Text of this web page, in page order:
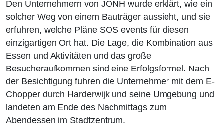
Den Unternehmern von JONH wurde erklärt, wie ein
solcher Weg von einem Bauträger aussieht, und sie
erfuhren, welche Pläne SOS events für diesen
einzigartigen Ort hat. Die Lage, die Kombination aus
Essen und Aktivitäten und das große
Besucheraufkommen sind eine Erfolgsformel. Nach
der Besichtigung fuhren die Unternehmer mit dem E-
Chopper durch Harderwijk und seine Umgebung und
landeten am Ende des Nachmittags zum
Abendessen im Stadtzentrum.